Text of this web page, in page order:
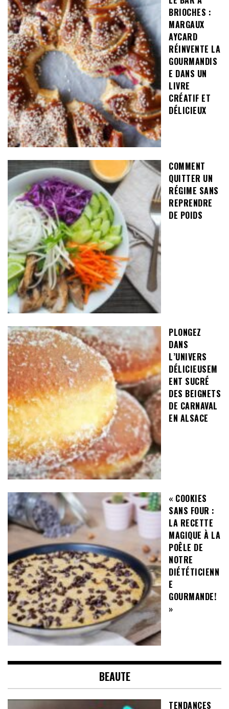
BRIOCHES :
MARGAUX
AYCARD
RÉINVENTE LA
GOURMANDIS
E DANS UN
LIVRE
CRÉATIF ET
DÉLICIEUX
COMMENT
QUITTER UN
RÉGIME SANS
REPRENDRE
DE POIDS
PLONGEZ
DANS
L’UNIVERS
DÉLICIEUSEM
ENT SUCRÉ
DES BEIGNETS
DE CARNAVAL
EN ALSACE
« COOKIES
SANS FOUR :
LA RECETTE
MAGIQUE À LA
POÊLE DE
NOTRE
DIÉTÉTICIENN
E
GOURMANDE!
»
BEAUTE
TENDANCES